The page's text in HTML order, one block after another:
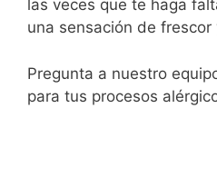
las veces que te haga
una sensación de frescor
Pregunta a nuestro
para tus procesos